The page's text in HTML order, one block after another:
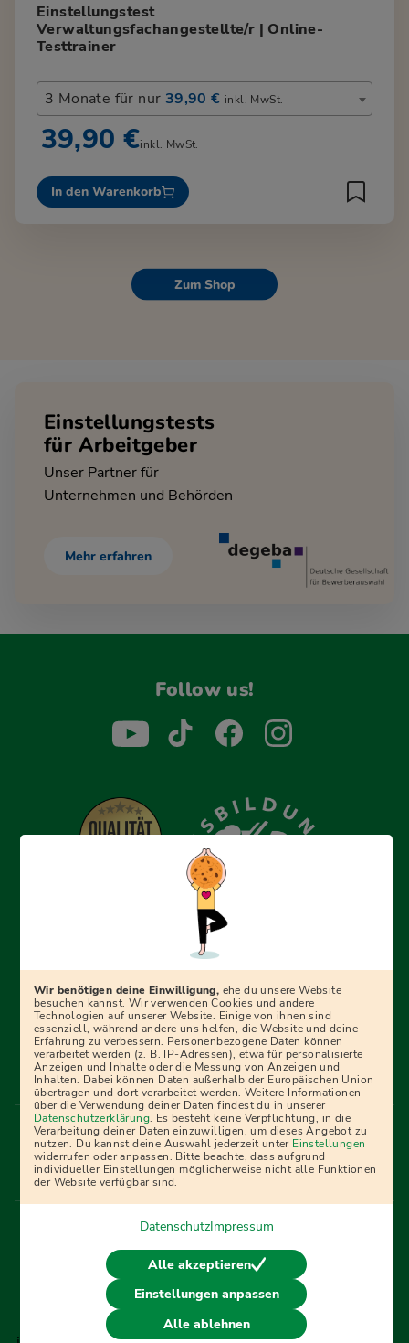
Einstellungstest
Verwaltungsfachangestellte/r | Online-
Testtrainer
3 Monate für nur 39,90 € inkl. MwSt.
39,90 €inkl. MwSt.
In den Warenkorb
Zum Shop
Einstellungstests
für Arbeitgeber
Unser Partner für
Unternehmen und Behörden
Mehr erfahren
Follow us!
Erfolgreich bewerben mit Ausbildungspark: Wir
begleiten dich Schritt für Schritt bei deinem Start in den
Ratgebern und Prüfungspaketen, interaktiven
Videokursen und vielem mehr. Für alle, die was werden
wollen!
Menü Fußleiste
Impressum Bildquellen Presse
Mediadaten
Partner
AGB Datenschutz
Widerrufsbelehrung
Bestellung
Affiliate Partner Cookies
Vertrag widerrufen
© 2026 Ausbildungspark Verlag. Alle Rechte vorbehalten.
Wir benötigen deine Einwilligung, ehe du unsere Website
besuchen kannst. Wir verwenden Cookies und andere
Technologien auf unserer Website. Einige von ihnen sind
essenziell, während andere uns helfen, die Website und deine
Erfahrung zu verbessern. Personenbezogene Daten können
verarbeitet werden (z. B. IP-Adressen), etwa für personalisierte
Anzeigen und Inhalte oder die Messung von Anzeigen und
Inhalten. Dabei können Daten außerhalb der Europäischen Union
übertragen und dort verarbeitet werden. Weitere Informationen
über die Verwendung deiner Daten findest du in unserer
Datenschutzerklärung. Es besteht keine Verpflichtung, in die
Verarbeitung deiner Daten einzuwilligen, um dieses Angebot zu
nutzen. Du kannst deine Auswahl jederzeit unter Einstellungen
widerrufen oder anpassen. Bitte beachte, dass aufgrund
individueller Einstellungen möglicherweise nicht alle Funktionen
der Website verfügbar sind.
DatenschutzImpressum
Alle akzeptieren
Einstellungen anpassen
Alle ablehnen